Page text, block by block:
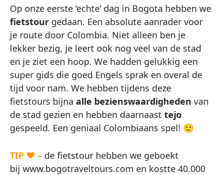
Op onze eerste ‘echte’ dag in Bogota hebben we
fietstour gedaan. Een absolute aanrader voor
je route door Colombia. Niet alleen ben je
lekker bezig, je leert ook nog veel van de stad
en je ziet een hoop. We hadden gelukkig een
super gids die goed Engels sprak en overal de
tijd voor nam. We hebben tijdens deze
fietstours bijna alle bezienswaardigheden van
de stad gezien en hebben daarnaast tejo
gespeeld. Een geniaal Colombiaans spel! 🙂
TIP ♥ – de fietstour hebben we geboekt
bij www.bogotraveltours.com en kostte 40.000